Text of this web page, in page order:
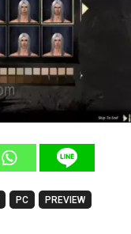
PC PREVIEW